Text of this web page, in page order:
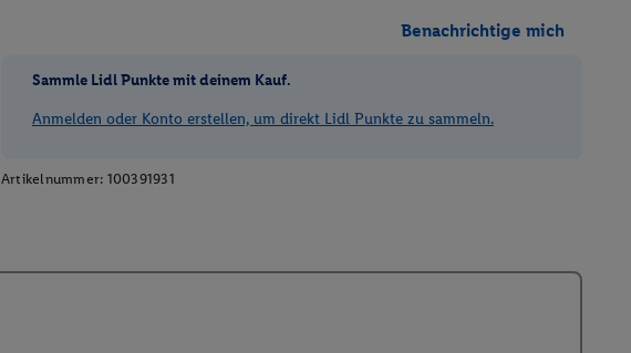
Benachrichtige mich
Sammle Lidl Punkte mit deinem Kauf.
Anmelden oder Konto erstellen, um direkt Lidl Punkte zu sammeln.
Artikelnummer: 100391931